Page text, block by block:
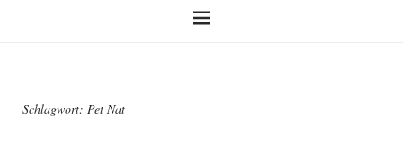
Schlagwort: Pet Nat